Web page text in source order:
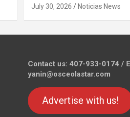
July 30, 2026 Noticias News
Contact us: 407-933-0174 /
yanin@osceolastar.com
Advertise with us!